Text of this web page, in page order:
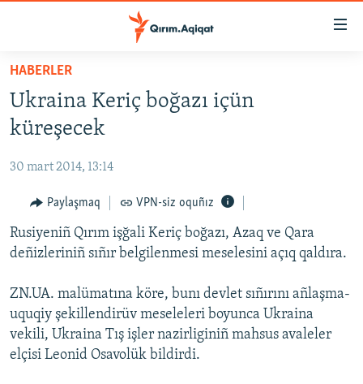
Esas
qaytmaq
Baş
navigatsiyağa
qaytmaq
qaytmaq
HABERLER
İQTİSADİYAT
CEMİYET
MEDENİYET
İNSAN AQLARI
VİDEO
SÜRET
BLOGLAR
FİKİR
HABERLER
Ukraina Keriç boğazı içün
küreşecek
30 mart 2014, 13:14
Paylaşmaq VPN-siz oquñız
Rusiyeniñ Qırım işğali Keriç boğazı, Azaq ve Qara
deñizleriniñ sıñır belgilenmesi meselesini açıq qaldıra.
ZN.UA. malümatına köre, bunı devlet sıñırını añlaşma-
uquqiy şekillendirüv meseleleri boyunca Ukraina
vekili, Ukraina Tış işler nazirliginiñ mahsus avaleler
elçisi Leonid Osavolük bildirdi.